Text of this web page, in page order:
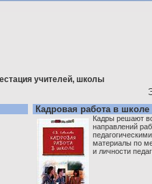
учителей, школы
Кадровая работа в школе
Кадры решают
направлений
материалы по
и личности